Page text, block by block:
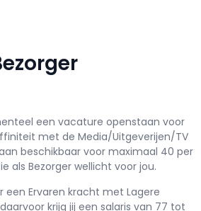
een vacature openstaan voor
met de Media/Uitgeverijen/TV
beschikbaar voor maximaal 40 per
als Bezorger wellicht voor jou.
een Ervaren kracht met Lagere
krijg jij een salaris van 77 tot